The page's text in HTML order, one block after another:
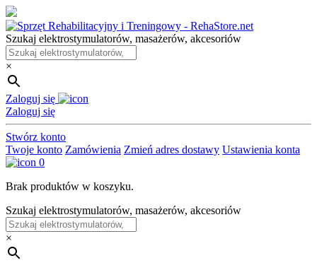
Skip
to
the
content
Szukaj elektrostymulatorów, masażerów, akcesoriów
×
Zaloguj się
Zaloguj się
Stwórz konto
Twoje konto Zamówienia Zmień adres dostawy Ustawienia konta
0
Brak produktów w koszyku.
Szukaj elektrostymulatorów, masażerów, akcesoriów
×